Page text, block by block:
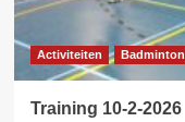
Activiteiten Badminton
Training 10-2-2026